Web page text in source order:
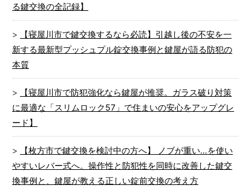
る鍵交換の全記録】
【寝屋川市で鍵交換するなら必読】引越し後の不安を一
新する最新型プッシュプル錠交換事例と鍵屋が語る防犯の
本質
【寝屋川市で防犯強化なら鍵屋が推奨。ガラス破り対策
に最適な「スリムロック57」で住まいの安心をアップグレ
ード】
【枚方市で鍵交換を検討中の方へ】 ノブが重い…を使い
やすいレバー式へ。操作性と防犯性を同時に改善した鍵交
換事例と、鍵屋が教える正しい錠前交換の考え方